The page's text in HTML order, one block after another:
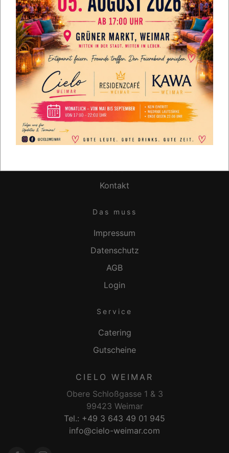
AUSWÄHLEN
WEITERE DATEI HINZUFÜGEN
SENDEN RESET
Cielo
Jobs
Kontakt
Das muss
Impressum
Datenschutz
AGB
Login
Service
Catering
Gutscheine
CIELO WEIMAR
Obere Schloßgasse 1 & 3
99423 Weimar
Tel.: +49 3 643 49 01 945
info@cielo-weimar.com